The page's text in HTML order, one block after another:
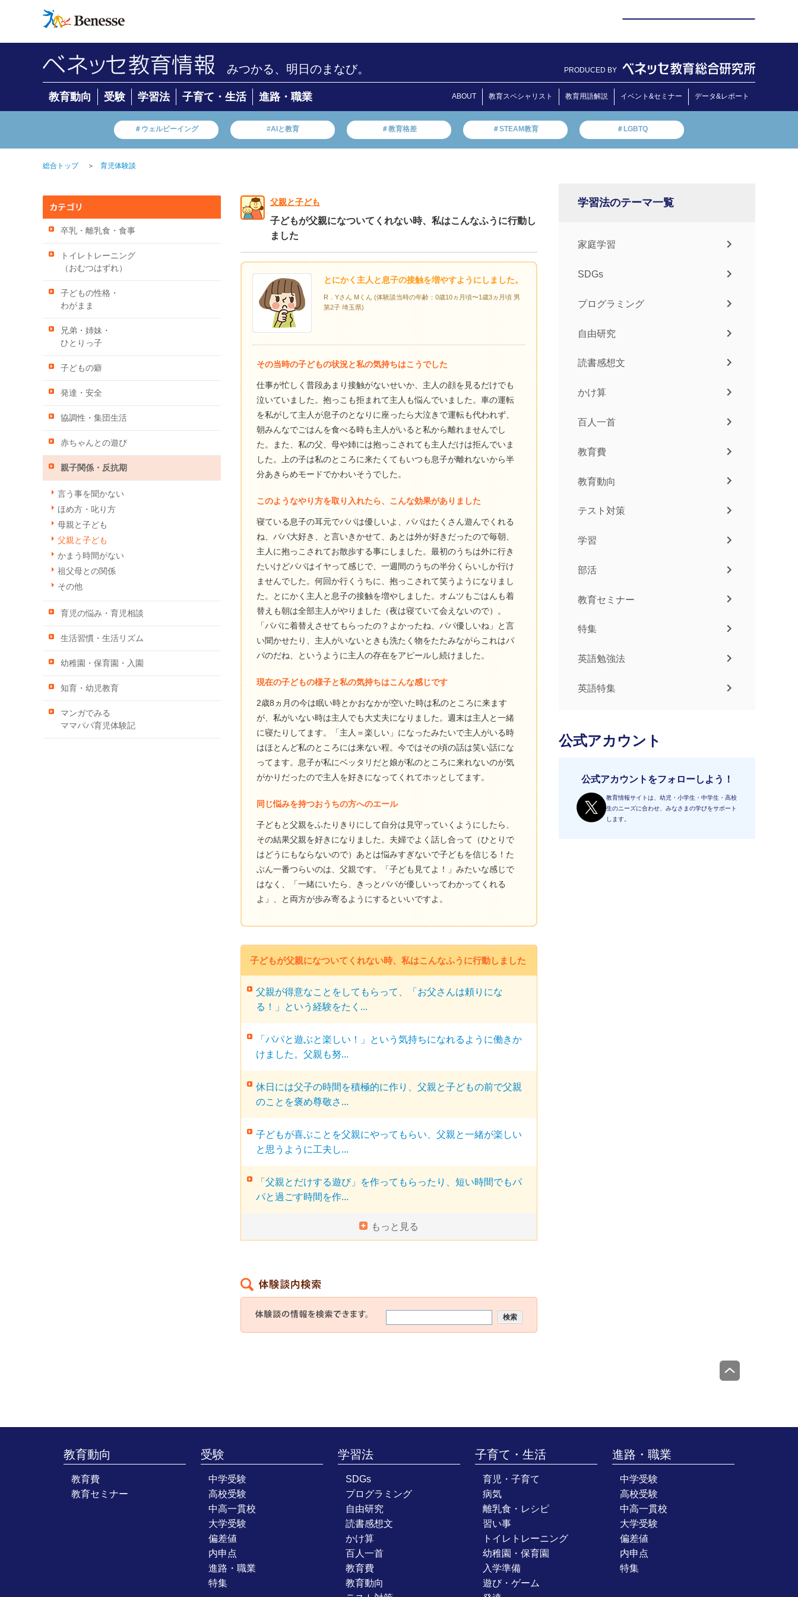
みつかる、明日のまなび。 PRODUCED BY
教育動向 受験 学習法 子育て・生活 進路・職業 ABOUT 教育スペシャリスト 教育用語解説 イベント&セミナー データ&レポート
＃ウェルビーイング #AIと教育 ＃教育格差 ＃STEAM教育 ＃LGBTQ
総合トップ ＞ 育児体験談
卒乳・離乳食・食事
トイレトレーニング
（おむつはずれ）
子どもの性格・
わがまま
兄弟・姉妹・
ひとりっ子
子どもの癖
発達・安全
協調性・集団生活
赤ちゃんとの遊び
親子関係・反抗期
言う事を聞かない
ほめ方・叱り方
母親と子ども
父親と子ども
かまう時間がない
祖父母との関係
その他
育児の悩み・育児相談
生活習慣・生活リズム
幼稚園・保育園・入園
知育・幼児教育
マンガでみる
ママパパ育児体験記
父親と子ども
子どもが父親になついてくれない時、私はこんなふうに行動し
ました
とにかく主人と息子の接触を増やすようにしました。
R．Yさん Mくん (体験談当時の年齢：0歳10ヵ月頃〜1歳3ヵ月頃 男
第2子 埼玉県)
その当時の子どもの状況と私の気持ちはこうでした
仕事が忙しく普段あまり接触がないせいか、主人の顔を見るだけでも
泣いていました。抱っこも拒まれて主人も悩んでいました。車の運転
を私がして主人が息子のとなりに座ったら大泣きで運転も代われず、
朝みんなでごはんを食べる時も主人がいると私から離れませんでし
た。また、私の父、母や姉には抱っこされても主人だけは拒んでいま
した。上の子は私のところに来たくてもいつも息子が離れないから半
分あきらめモードでかわいそうでした。
このようなやり方を取り入れたら、こんな効果がありました
寝ている息子の耳元でパパは優しいよ、パパはたくさん遊んでくれる
ね、パパ大好き、と言いきかせて、あとは外が好きだったので毎朝、
主人に抱っこされてお散歩する事にしました。最初のうちは外に行き
たいけどパパはイヤって感じで、一週間のうちの半分くらいしか行け
ませんでした。何回か行くうちに、抱っこされて笑うようになりまし
た。とにかく主人と息子の接触を増やしました。オムツもごはんも着
替えも朝は全部主人がやりました（夜は寝ていて会えないので）。
「パパに着替えさせてもらったの？よかったね、パパ優しいね」と言
い聞かせたり、主人がいないときも洗たく物をたたみながらこれはパ
パのだね、というように主人の存在をアピールし続けました。
現在の子どもの様子と私の気持ちはこんな感じです
2歳8ヵ月の今は眠い時とかおなかが空いた時は私のところに来ます
が、私がいない時は主人でも大丈夫になりました。週末は主人と一緒
に寝たりしてます。「主人＝楽しい」になったみたいで主人がいる時
はほとんど私のところには来ない程。今ではその頃の話は笑い話にな
ってます。息子が私にベッタリだと娘が私のところに来れないのが気
がかりだったので主人を好きになってくれてホッとしてます。
同じ悩みを持つおうちの方へのエール
子どもと父親をふたりきりにして自分は見守っていくようにしたら、
その結果父親を好きになりました。夫婦でよく話し合って（ひとりで
はどうにもならないので）あとは悩みすぎないで子どもを信じる！た
ぶん一番つらいのは、父親です。「子ども見てよ！」みたいな感じで
はなく、「一緒にいたら、きっとパパが優しいってわかってくれる
よ」、と両方が歩み寄るようにするといいですよ。
子どもが父親になついてくれない時、私はこんなふうに行動しました
父親が得意なことをしてもらって、「お父さんは頼りにな
る！」という経験をたく...
「パパと遊ぶと楽しい！」という気持ちになれるように働きか
けました。父親も努...
休日には父子の時間を積極的に作り、父親と子どもの前で父親
のことを褒め尊敬さ...
子どもが喜ぶことを父親にやってもらい、父親と一緒が楽しい
と思うように工夫し...
「父親とだけする遊び」を作ってもらったり、短い時間でもパ
パと過ごす時間を作...
もっと見る
学習法のテーマ一覧
家庭学習
SDGs
プログラミング
自由研究
読書感想文
かけ算
百人一首
教育費
教育動向
テスト対策
学習
部活
教育セミナー
特集
英語勉強法
英語特集
公式アカウント
公式アカウントをフォローしよう！
教育情報サイトは、幼児・小学生・中学生・高校
生のニーズに合わせ、みなさまの学びをサポート
します。
教育動向
教育費
教育セミナー
受験
中学受験
高校受験
中高一貫校
大学受験
偏差値
内申点
進路・職業
特集
学習法
SDGs
プログラミング
自由研究
読書感想文
かけ算
百人一首
教育費
教育動向
子育て・生活
育児・子育て
病気
離乳食・レシピ
習い事
トイレトレーニング
幼稚園・保育園
入学準備
遊び・ゲーム
進路・職業
中学受験
高校受験
中高一貫校
大学受験
偏差値
内申点
特集